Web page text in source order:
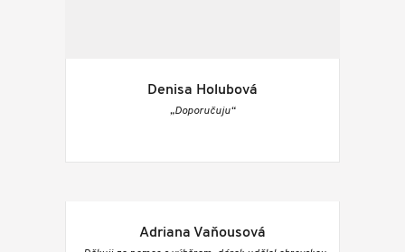
Denisa Holubová
„Doporučuju“
Adriana Vaňousová